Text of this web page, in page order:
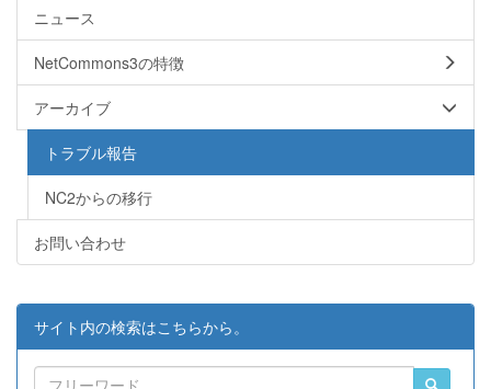
ニュース
NetCommons3の特徴
アーカイブ
トラブル報告
NC2からの移行
お問い合わせ
サイト内の検索はこちらから。